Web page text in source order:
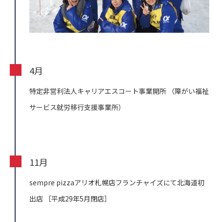
4月
特定非営利法人キャリアエスコート事業開所 （障がい福祉
サービス就労移行支援事業所）
11月
sempre pizzaアリオ札幌店フランチャイズにて北海道初
出店 ［平成29年5月閉店］